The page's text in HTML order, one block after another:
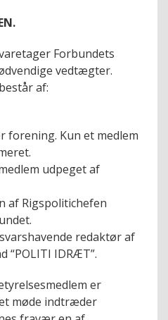
Forbundets
vedtægter.
af:
forening. Kun et medlem
udpeget af
af Rigspolitichefen
redaktør af
“POLITI IDRÆT”.
er
møde indtræder